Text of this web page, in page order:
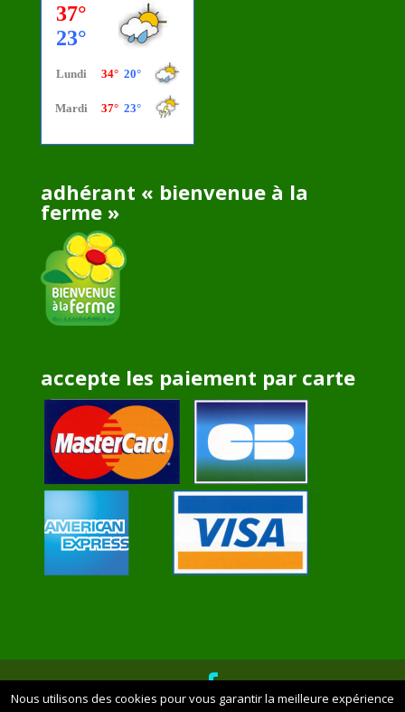
adhérant « bienvenue à la
ferme »
accepte les paiement par carte
Nous utilisons des cookies pour vous garantir la meilleure expérience